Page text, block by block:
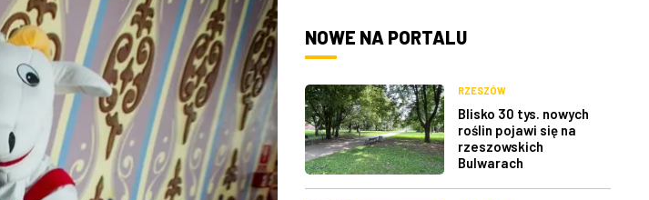
NOWE NA PORTALU
RZESZÓW
Blisko 30 tys. nowych
roślin pojawi się na
rzeszowskich
Bulwarach